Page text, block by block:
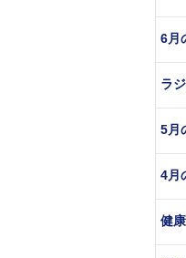
6月
ラ
5月
4月
健